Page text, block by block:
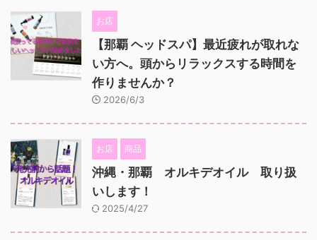
お店
【那覇 ヘッドスパ】最近疲れが取れな
い方へ。頭からリラックスする時間を
作りませんか？
2026/6/3
お店 商品
沖縄・那覇 オルキデオイル 取り扱
いします！
2025/4/27